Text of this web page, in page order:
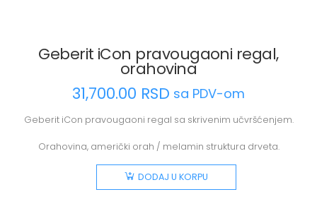
Geberit iCon pravougaoni regal,
orahovina
31,700.00 RSD sa PDV-om
Geberit iCon pravougaoni regal sa skrivenim učvršćenjem.
Orahovina, američki orah / melamin struktura drveta.
DODAJ U KORPU